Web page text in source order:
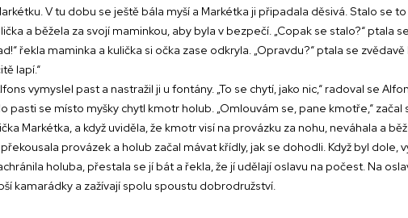
V tu dobu se ještě bála myší a Markétka ji připadala děsivá. Stalo se
a běžela za svojí maminkou, aby byla v bezpečí. „Copak se stalo?“ ptala
řekla maminka a kulička si očka zase odkryla. „Opravdu?“ ptala se
lapí.“
vymyslel past a nastražil ji u fontány. „To se chytí, jako nic,“ radoval se
pasti se místo myšky chytl kmotr holub. „Omlouvám se, pane kmotře,“
Markétka, a když uviděla, že kmotr visí na provázku za nohu, neváhala a
provázek a holub začal mávat křídly, jak se dohodli. Když byl dole,
holuba, přestala se jí bát a řekla, že jí udělají oslavu na počest. Na
kamarádky a zažívají spolu spoustu dobrodružství.